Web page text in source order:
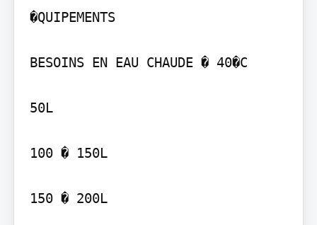
�QUIPEMENTS
BESOINS EN EAU CHAUDE � 40�C
50L
100 � 150L
150 � 200L